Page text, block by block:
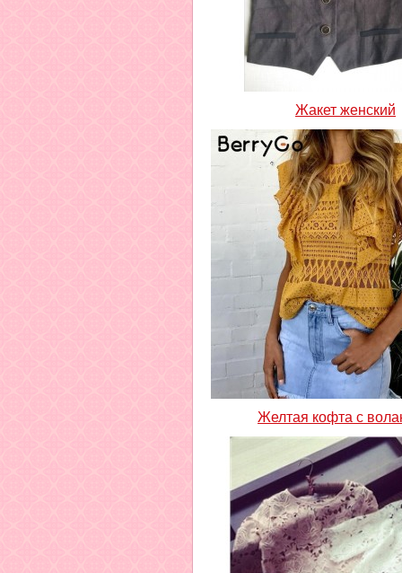
Жакет женский
Желтая кофта с